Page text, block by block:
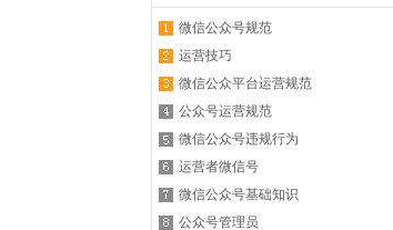
微信公众号规范
运营技巧
微信公众平台运营规范
公众号运营规范
微信公众号违规行为
运营者微信号
微信公众号基础知识
公众号管理员